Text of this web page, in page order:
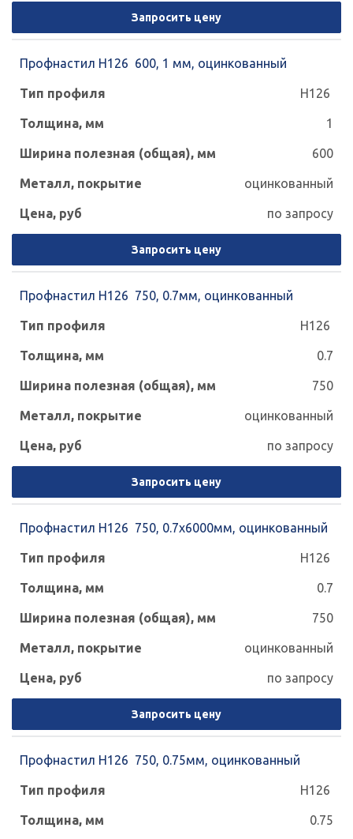
Запросить цену
Профнастил Н126 600, 1 мм, оцинкованный
Н126
1
600
оцинкованный
по запросу
Запросить цену
Профнастил Н126 750, 0.7мм, оцинкованный
Н126
0.7
750
оцинкованный
по запросу
Запросить цену
Профнастил Н126 750, 0.7х6000мм, оцинкованный
Н126
0.7
750
оцинкованный
по запросу
Запросить цену
Профнастил Н126 750, 0.75мм, оцинкованный
Н126
0.75